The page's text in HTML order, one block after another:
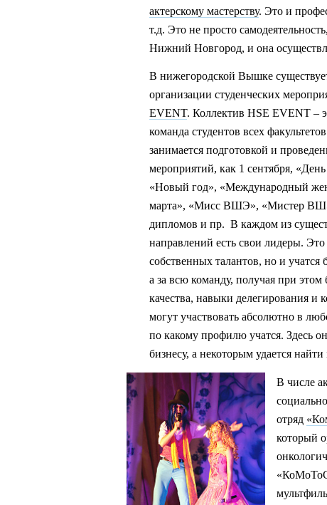
актерскому мастерству. Это и
т.д. Это не просто
Нижний Новгород, и она
В нижегородской Вышке
организации студенческих
EVENT. Коллектив HSE EVENT –
команда студентов всех
занимается подготовкой и
мероприятий, как 1 сентября, «День
«Новый год», «Международный
марта», «Мисс ВШЭ», «Мистер
дипломов и пр. В каждом из
направлений есть свои лидеры.
собственных талантов, но и учатся
а за всю команду, получая при
качества, навыки делегирования и
могут участвовать абсолютно в
по какому профилю учатся. Здесь
бизнесу, а некоторым удается
В числе
отряд
который